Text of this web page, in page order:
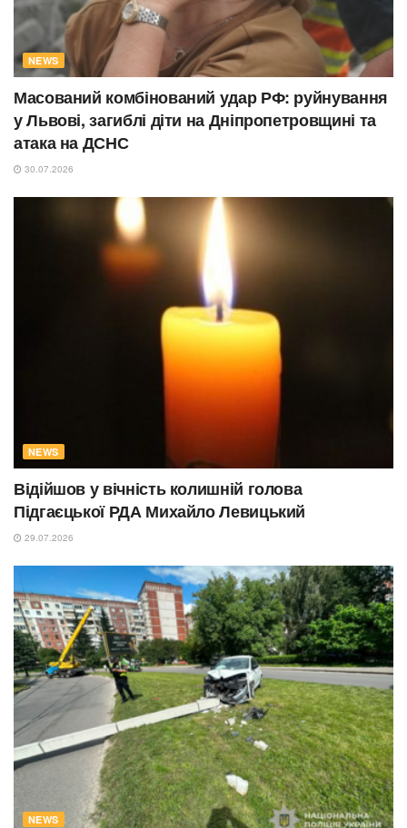
NEWS
Масований комбінований удар РФ: руйнування
у Львові, загиблі діти на Дніпропетровщині та
атака на ДСНС
30.07.2026
NEWS
Відійшов у вічність колишній голова
Підгаєцької РДА Михайло Левицький
29.07.2026
NEWS